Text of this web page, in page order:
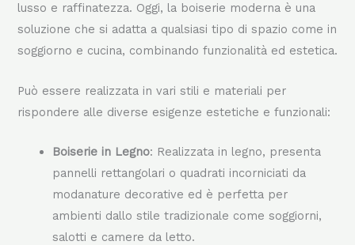
lusso e raffinatezza. Oggi, la boiserie moderna è una
soluzione che si adatta a qualsiasi tipo di spazio come in
soggiorno e cucina, combinando funzionalità ed estetica.
Può essere realizzata in vari stili e materiali per
rispondere alle diverse esigenze estetiche e funzionali:
Boiserie in Legno: Realizzata in legno, presenta
pannelli rettangolari o quadrati incorniciati da
modanature decorative ed è perfetta per
ambienti dallo stile tradizionale come soggiorni,
salotti e camere da letto.